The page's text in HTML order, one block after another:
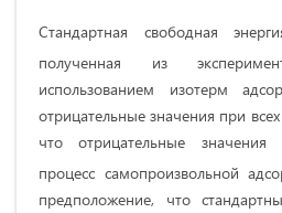
Стандартная свободная
полученная из
использованием изотерм
отрицательные значения при
что отрицательные значения
процесс самопроизвольной
предположение, что